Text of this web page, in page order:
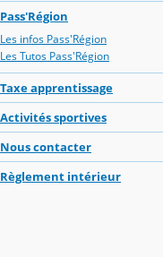
Pass'Région
Les infos Pass'Région
Les Tutos Pass'Région
Taxe apprentissage
Activités sportives
Nous contacter
Règlement intérieur